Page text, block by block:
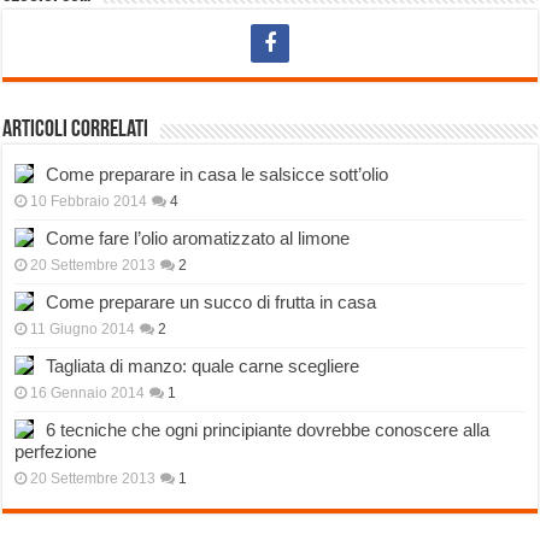
Articoli correlati
Come preparare in casa le salsicce sott’olio
10 Febbraio 2014 4
Come fare l’olio aromatizzato al limone
20 Settembre 2013 2
Come preparare un succo di frutta in casa
11 Giugno 2014 2
Tagliata di manzo: quale carne scegliere
16 Gennaio 2014 1
6 tecniche che ogni principiante dovrebbe conoscere alla
perfezione
20 Settembre 2013 1